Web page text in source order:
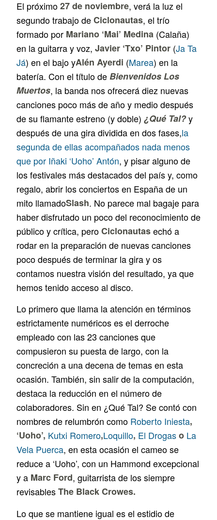
El próximo27 de noviembre, verá la luz el
segundo trabajo deCiclonautas, el trío
formado por Mariano ‘Mai’ Medina(Calaña)
en la guitarra y voz, Javier ‘Txo’ Pintor(Ja Ta
Já) en el bajo yAlén Ayerdi (Marea) en la
batería. Con el título deBienvenidos Los
Muertos, la banda nos ofrecerá diez nuevas
canciones poco más de año y medio después
de su flamante estreno (y doble) ¿Qué Tal?y
después de una gira dividida en dos fases,la
segunda de ellas acompañados nada menos
que por Iñaki ‘Uoho’ Antón, y pisar alguno de
los festivales más destacados del país y, como
regalo, abrir los conciertos en España de un
mito llamadoSlash. No parece mal bagaje para
haber disfrutado un poco del reconocimiento de
público y crítica, peroCiclonautasechó a
rodar en la preparación de nuevas canciones
poco después de terminar la gira y os
contamos nuestra visión del resultado, ya que
hemos tenido acceso al disco.
Lo primero que llama la atención en términos
estrictamente numéricos es el derroche
empleado con las 23 canciones que
compusieron su puesta de largo, con la
concreción a una decena de temas en esta
ocasión. También, sin salir de la computación,
destaca la reducción en el número de
colaboradores. Sin en ¿Qué Tal? Se contó con
nombres de relumbrón como Roberto Iniesta,
‘Uoho’, Kutxi Romero,Loquillo, El Drogaso La
Vela Puerca, en esta ocasión el cameo se
reduce a ‘Uoho’, con un Hammond excepcional
y a Marc Ford, guitarrista de los siempre
revisablesThe Black Crowes.
Lo que se mantiene igual es el estidio de